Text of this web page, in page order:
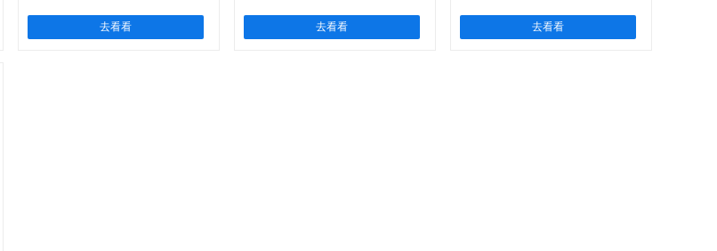
去看看 去看看
去看看